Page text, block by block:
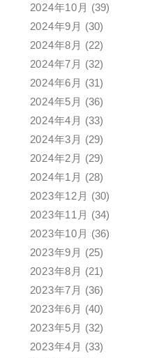
2024年10月 (39)
2024年9月 (30)
2024年8月 (22)
2024年7月 (32)
2024年6月 (31)
2024年5月 (36)
2024年4月 (33)
2024年3月 (29)
2024年2月 (29)
2024年1月 (28)
2023年12月 (30)
2023年11月 (34)
2023年10月 (36)
2023年9月 (25)
2023年8月 (21)
2023年7月 (36)
2023年6月 (40)
2023年5月 (32)
2023年4月 (33)